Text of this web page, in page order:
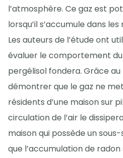
l’atmosphère. Ce gaz est
lorsqu’il s’accumule dans
Les auteurs de l’étude ont
évaluer le comportement du
pergélisol fondera. Grâce
démontrer que le gaz ne
résidents d’une maison sur
circulation de l’air le
maison qui possède un
que l’accumulation de radon